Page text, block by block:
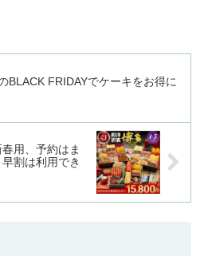
BLACK FRIDAYでケーキをお得に
用、予約はま
割は利用でき